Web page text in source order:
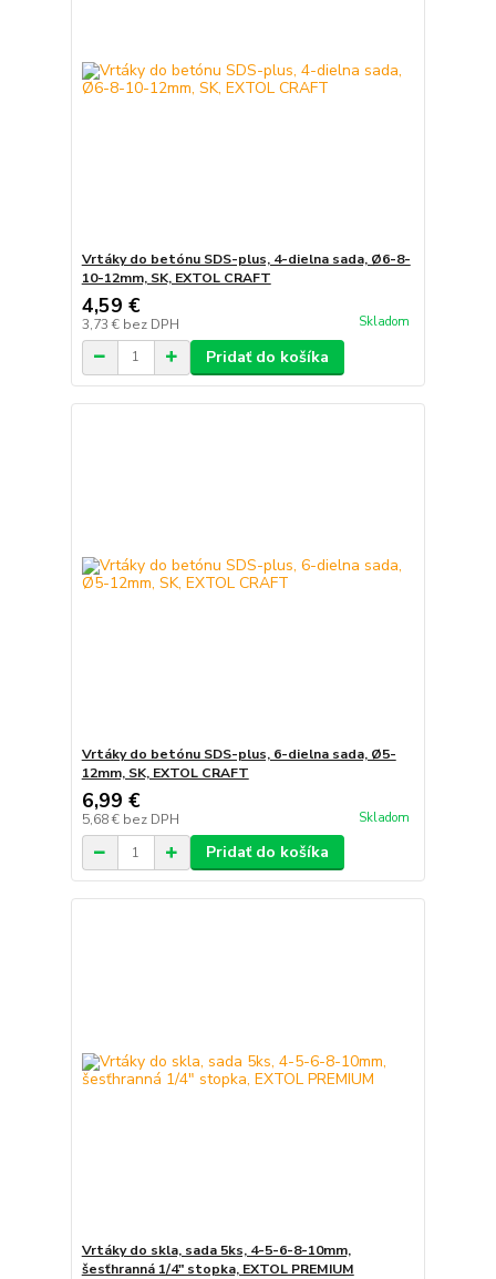
Vrtáky do betónu SDS-plus, 4-dielna sada, Ø6-8-
10-12mm, SK, EXTOL CRAFT
4,59 €
3,73 € bez DPH Skladom
Pridať do košíka
Vrtáky do betónu SDS-plus, 6-dielna sada, Ø5-
12mm, SK, EXTOL CRAFT
6,99 €
5,68 € bez DPH Skladom
Pridať do košíka
Vrtáky do skla, sada 5ks, 4-5-6-8-10mm,
šesťhranná 1/4" stopka, EXTOL PREMIUM